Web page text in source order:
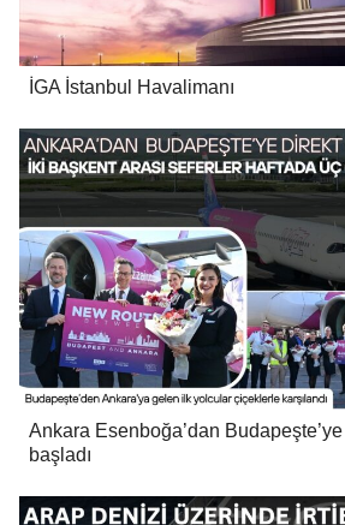
İGA İstanbul Havalimanı
Ankara Esenboğa’dan
başladı